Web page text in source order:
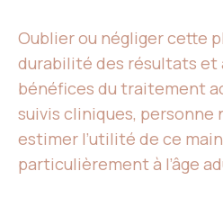
Oublier ou négliger cette
durabilité des résultats et
bénéfices du traitement
suivis cliniques, personne
estimer l’utilité de ce
particulièrement à l’âge